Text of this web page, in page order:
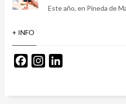
Este año, en Pineda de
+ INFO
FacebookInstagram